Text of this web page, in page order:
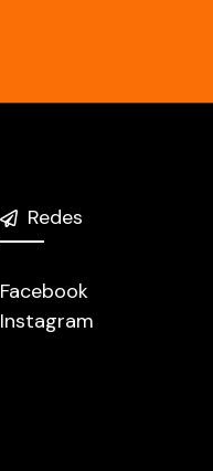
Redes
Facebook
Instagram